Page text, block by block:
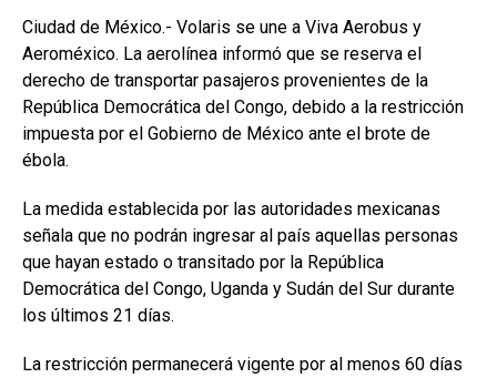
Ciudad de México.- Volaris se une a Viva Aerobus y
Aeroméxico. La aerolínea informó que se reserva el
derecho de transportar pasajeros provenientes de la
República Democrática del Congo, debido a la restricción
impuesta por el Gobierno de México ante el brote de
ébola.
La medida establecida por las autoridades mexicanas
señala que no podrán ingresar al país aquellas personas
que hayan estado o transitado por la República
Democrática del Congo, Uganda y Sudán del Sur durante
los últimos 21 días.
La restricción permanecerá vigente por al menos 60 días